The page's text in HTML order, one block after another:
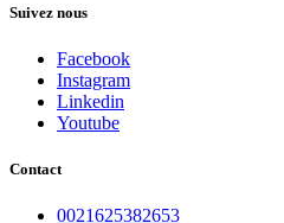
Suivez nous
Facebook
Instagram
Linkedin
Youtube
Contact
0021625382653